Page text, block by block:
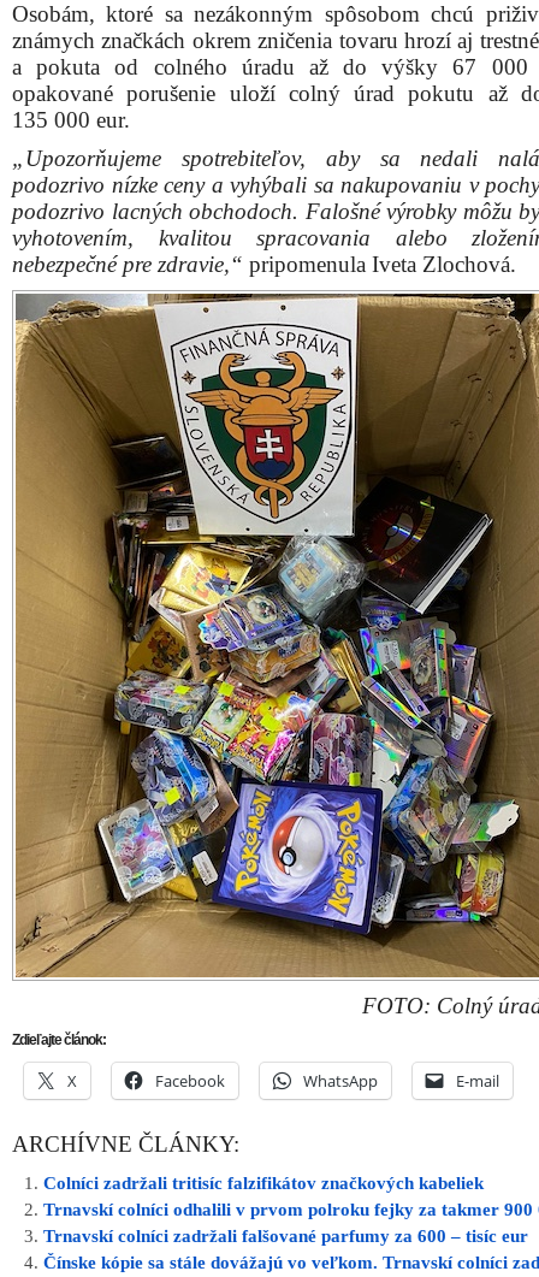
Osobám, ktoré sa nezákonným spôsobom chcú
známych značkách okrem zničenia tovaru hrozí aj
a pokuta od colného úradu až do výšky 67 000
opakované porušenie uloží colný úrad pokutu až
135 000 eur.
„Upozorňujeme spotrebiteľov, aby sa nedali
podozrivo nízke ceny a vyhýbali sa nakupovaniu v
podozrivo lacných obchodoch. Falošné výrobky môžu
vyhotovením, kvalitou spracovania alebo
nebezpečné pre zdravie,“ pripomenula Iveta Zlochová.
FOTO: Colný
Zdieľajte článok:
X Facebook WhatsApp E-mail
ARCHÍVNE ČLÁNKY:
Colníci zadržali tritisíc falzifikátov značkových kabeliek
Trnavskí colníci odhalili v prvom polroku fejky za takmer 900
Trnavskí colníci zadržali falšované parfumy za 600 – tisíc eur
Čínske kópie sa stále dovážajú vo veľkom. Trnavskí colníci